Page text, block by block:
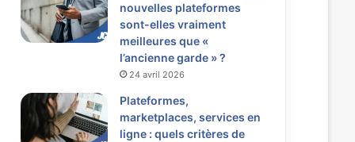
nouvelles plateformes
sont-elles vraiment
meilleures que «
l’ancienne garde » ?
24 avril 2026
Plateformes,
marketplaces, services en
ligne : quels critères de